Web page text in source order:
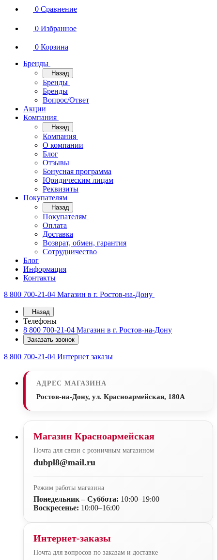
0 Сравнение
0 Избранное
0 Корзина
Бренды
Назад
Бренды
Бренды
Вопрос/Ответ
Акции
Компания
Назад
Компания
О компании
Блог
Отзывы
Бонусная программа
Юридическим лицам
Реквизиты
Покупателям
Назад
Покупателям
Оплата
Доставка
Возврат, обмен, гарантия
Сотрудничество
Блог
Информация
Контакты
8 800 700-21-04 Магазин в г. Ростов-на-Дону
Назад
Телефоны
8 800 700-21-04 Магазин в г. Ростов-на-Дону
Заказать звонок
8 800 700-21-04 Интернет заказы
АДРЕС МАГАЗИНА
Ростов-на-Дону, ул. Красноармейская, 180А
Магазин Красноармейская
Почта для связи с розничным магазином
dubpl8@mail.ru
Режим работы магазина
Понедельник – Суббота: 10:00–19:00
Воскресенье: 10:00–16:00
Интернет-заказы
Почта для вопросов по заказам и доставке